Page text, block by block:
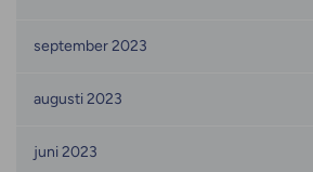
september 2023
augusti 2023
juni 2023